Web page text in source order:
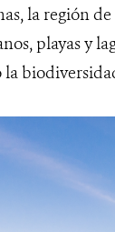
la región
playas y
la